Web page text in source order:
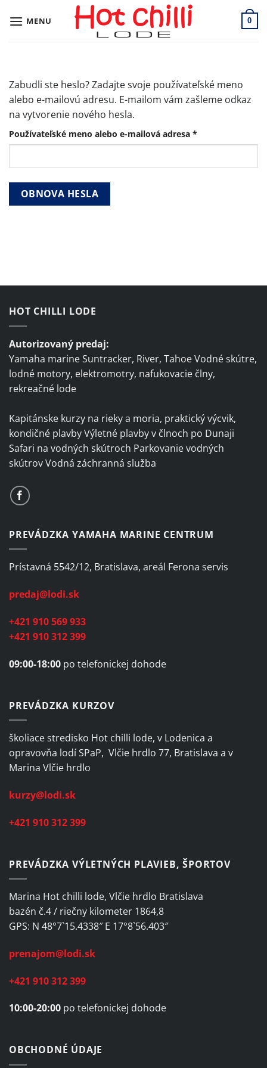
MENU 0
Zabudli ste heslo? Zadajte svoje používateľské meno
alebo e-mailovú adresu. E-mailom vám zašleme odkaz
na vytvorenie nového hesla.
Používateľské meno alebo e-mailová adresa *Povinné
OBNOVA HESLA
HOT CHILLI LODE
Autorizovaný predaj:
Yamaha marine Suntracker, River, Tahoe Vodné skútre,
lodné motory, elektromotry, nafukovacie člny,
rekreačné lode
Kapitánske kurzy na rieky a moria, praktický výcvik,
kondičné plavby Výletné plavby v člnoch po Dunaji
Safari na vodných skútroch Parkovanie vodných
skútrov Vodná záchranná služba
PREVÁDZKA YAMAHA MARINE CENTRUM
Prístavná 5542/12, Bratislava, areál Ferona servis
predaj@lodi.sk
+421 910 569 933
+421 910 312 399
09:00-18:00 po telefonickej dohode
PREVÁDZKA KURZOV
školiace stredisko Hot chilli lode, v Lodenica a
opravovňa lodí SPaP, Vlčie hrdlo 77, Bratislava a v
Marina Vlčie hrdlo
kurzy@lodi.sk
+421 910 312 399
PREVÁDZKA VÝLETNÝCH PLAVIEB, ŠPORTOV
Marina Hot chilli lode, Vlčie hrdlo Bratislava
bazén č.4 / riečny kilometer 1864,8
GPS: N 48°7`15.4338″ E 17°8`56.403″
prenajom@lodi.sk
+421 910 312 399
10:00-20:00 po telefonickej dohode
OBCHODNÉ ÚDAJE